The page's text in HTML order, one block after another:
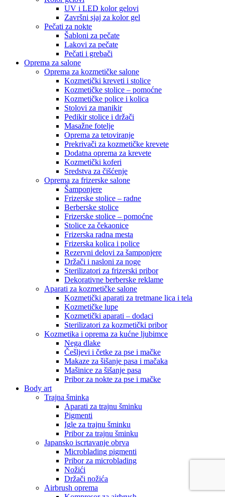
UV i LED kolor gelovi
Završni sjaj za kolor gel
Pečati za nokte
Šabloni za pečate
Lakovi za pečate
Pečati i grebači
Oprema za salone
Oprema za kozmetičke salone
Kozmetički kreveti i stolice
Kozmetičke stolice – pomoćne
Kozmetičke police i kolica
Stolovi za manikir
Pedikir stolice i držači
Masažne fotelje
Oprema za tetoviranje
Prekrivači za kozmetičke krevete
Dodatna oprema za krevete
Kozmetički koferi
Sredstva za čišćenje
Oprema za frizerske salone
Šamponjere
Frizerske stolice – radne
Berberske stolice
Frizerske stolice – pomoćne
Stolice za čekaonice
Frizerska radna mesta
Frizerska kolica i police
Rezervni delovi za šamponjere
Držači i nasloni za noge
Sterilizatori za frizerski pribor
Dekorativne berberske reklame
Aparati za kozmetičke salone
Kozmetički aparati za tretmane lica i tela
Kozmetičke lupe
Kozmetički aparati – dodaci
Sterilizatori za kozmetički pribor
Kozmetika i oprema za kućne ljubimce
Nega dlake
Češljevi i četke za pse i mačke
Makaze za šišanje pasa i mačaka
Mašinice za šišanje pasa
Pribor za nokte za pse i mačke
Body art
Trajna šminka
Aparati za trajnu šminku
Pigmenti
Igle za trajnu šminku
Pribor za trajnu šminku
Japansko iscrtavanje obrva
Microblading pigmenti
Pribor za microblading
Nožići
Držači nožića
Airbrush oprema